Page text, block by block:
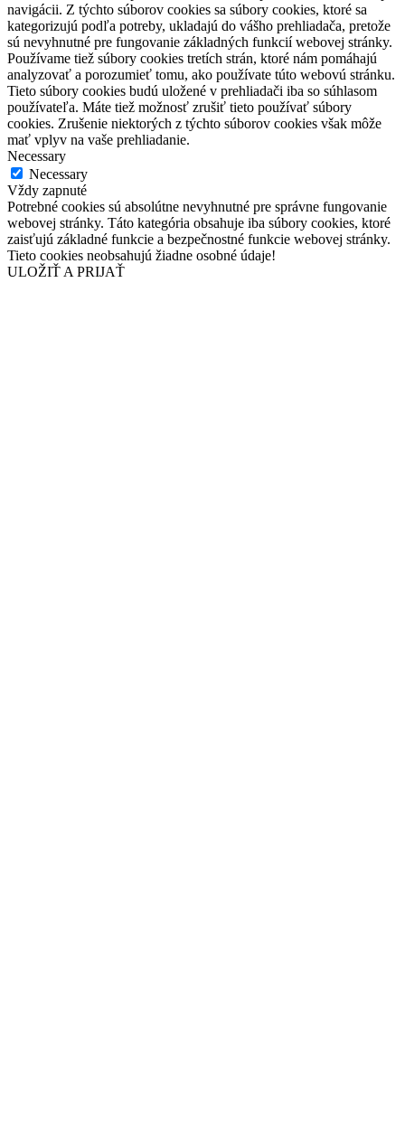
navigácii. Z týchto súborov cookies sa súbory cookies, ktoré sa
kategorizujú podľa potreby, ukladajú do vášho prehliadača, pretože
sú nevyhnutné pre fungovanie základných funkcií webovej stránky.
Používame tiež súbory cookies tretích strán, ktoré nám pomáhajú
analyzovať a porozumieť tomu, ako používate túto webovú stránku.
Tieto súbory cookies budú uložené v prehliadači iba so súhlasom
používateľa. Máte tiež možnosť zrušiť tieto používať súbory
cookies. Zrušenie niektorých z týchto súborov cookies však môže
mať vplyv na vaše prehliadanie.
Necessary
Necessary
Vždy zapnuté
Potrebné cookies sú absolútne nevyhnutné pre správne fungovanie
webovej stránky. Táto kategória obsahuje iba súbory cookies, ktoré
zaisťujú základné funkcie a bezpečnostné funkcie webovej stránky.
Tieto cookies neobsahujú žiadne osobné údaje!
ULOŽIŤ A PRIJAŤ